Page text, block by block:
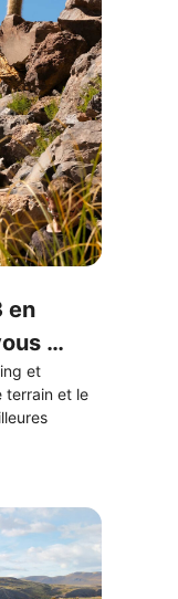
en
et
terrain et le